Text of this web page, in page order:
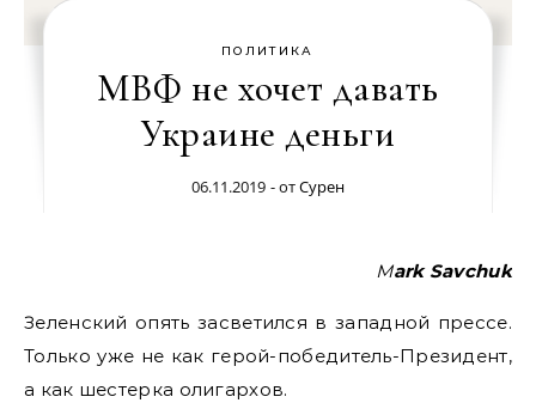
ПОЛИТИКА
МВФ не хочет давать
Украине деньги
06.11.2019 - отСурен
Mark Savchuk
Зеленский опять засветился в западной прессе.
Только уже не как герой-победитель-Президент,
а как шестерка олигархов.